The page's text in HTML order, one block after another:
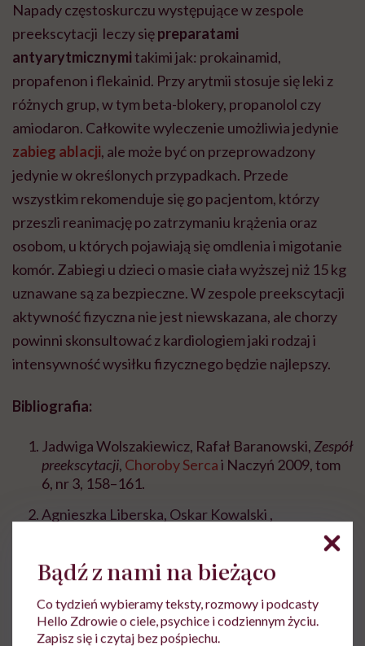
Napady częstoskurczu występujące w zespole
preekscytacji leczy siępreparatami
antyarytmicznymitakimi jak: prokainamid,
propafenon i flekainid. Przy arytmii stosuje się leki z
różnych grup, w tym beta-blokery, propanolol czy
amiodaron. Całkowite wyleczenie umożliwia jedynie
zabieg ablacji, ale może być on przeprowadzony
jedynie w określonych przypadkach. Przede
wszystkim rekomenduje się go pacjentom, którzy
przeszli reanimację po zatrzymaniu krążenia oraz
osobom, u których pojawiają się omdlenia i migotanie
komór. Zabiegi u dzieci o masie ciała wyższej niż 15 kg
uznawane są za bezpieczne. W zespole preekscytacji
aktywność fizyczna nie jest niewskazana, ale chorzy
powinni skonsultować z kardiologiem jaki rodzaj i
intensywność wysiłku fizycznego będzie najlepszy.
Bibliografia:
Jadwiga Wolszakiewicz, Rafał Baranowski, Zespół
preekscytacji, Choroby Sercai Naczyń 2009, tom
6, nr 3, 158–161.
Agnieszka Liberska, Oskar Kowalski ,
Postępowanie u chorych z bezobjawowym zespołem
Tomasz M.Książczykiwsp.,Zespół Wolffa,
Parkinsona iWhite’au dziec i, NowaPediatria2017;
21(4): 95-100.
Bądź z nami na bieżąco
Co tydzień wybieramy teksty, rozmowy i podcasty
Hello Zdrowie o ciele, psychice i codziennym życiu.
Zapisz się i czytaj bez pośpiechu.